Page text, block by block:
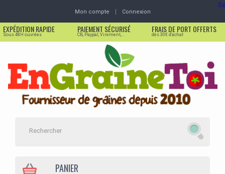
Mon compte Connexion
EXPÉDITION RAPIDE
Sous 48H ouvrées
PAIEMENT SÉCURISÉ
CB, Paypal, Virement,...
FRAIS DE PORT OFFERTS
dès 30€ d'achat
PANIER